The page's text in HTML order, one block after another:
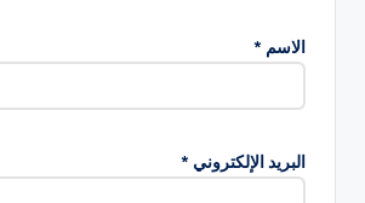
الاسم *
البريد الإلكتروني *